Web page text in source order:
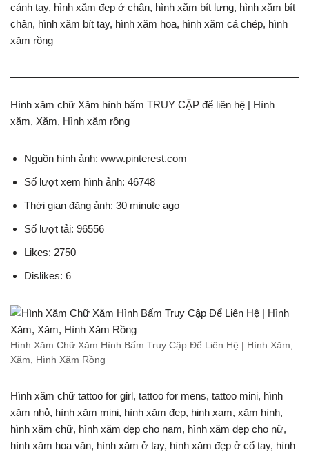
cánh tay, hình xăm đẹp ở chân, hình xăm bít lưng, hình xăm bít
chân, hình xăm bít tay, hình xăm hoa, hình xăm cá chép, hình
xăm rồng
Hình xăm chữ Xăm hình bấm TRUY CẬP để liên hệ | Hình
xăm, Xăm, Hình xăm rồng
Nguồn hình ảnh: www.pinterest.com
Số lượt xem hình ảnh: 46748
Thời gian đăng ảnh: 30 minute ago
Số lượt tải: 96556
Likes: 2750
Dislikes: 6
Hình Xăm Chữ Xăm Hình Bấm Truy Cập Để Liên Hệ | Hình Xăm,
Xăm, Hình Xăm Rồng
Hình xăm chữ tattoo for girl, tattoo for mens, tattoo mini, hình
xăm nhỏ, hình xăm mini, hình xăm đẹp, hinh xam, xăm hình,
hình xăm chữ, hình xăm đẹp cho nam, hình xăm đẹp cho nữ,
hình xăm hoa văn, hình xăm ở tay, hình xăm đẹp ở cổ tay, hình